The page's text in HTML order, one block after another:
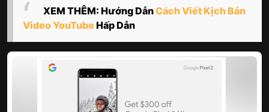
XEM THÊM: Hướng DẫnCách Viết Kịch Bản
Video YouTube Hấp Dẫn